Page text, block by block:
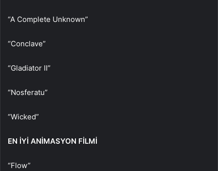
“A Complete Unknown”
“Conclave”
“Gladiator II”
“Nosferatu”
“Wicked”
EN İYİ ANİMASYON FİLMİ
“Flow”